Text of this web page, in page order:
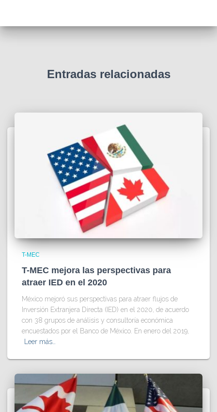
:
Entradas relacionadas
T-MEC
T-MEC mejora las perspectivas para
atraer IED en el 2020
México mejoró sus perspectivas para atraer flujos de
Inversión Extranjera Directa (IED) en el 2020, de acuerdo
con 38 grupos de análisis y consultoría económica
encuestados por el Banco de México. En enero del 2019,
Leer más…